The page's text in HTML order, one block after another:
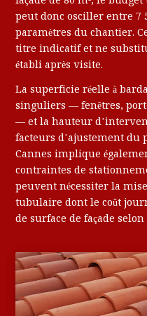
peut donc osciller entre 7
paramètres du chantier.
titre indicatif et ne
établi après visite.
La superficie réelle à
singuliers — fenêtres,
— et la hauteur
facteurs d’ajustement du
Cannes implique
contraintes de
peuvent nécessiter la
tubulaire dont le coût
de surface de façade